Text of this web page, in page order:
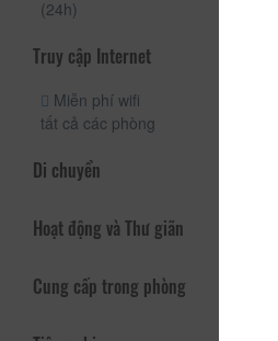
(24h)
Truy cập Internet
Miễn phí wifi
tất cả các phòng
Di chuyển
Hoạt động và Thư giãn
Cung cấp trong phòng